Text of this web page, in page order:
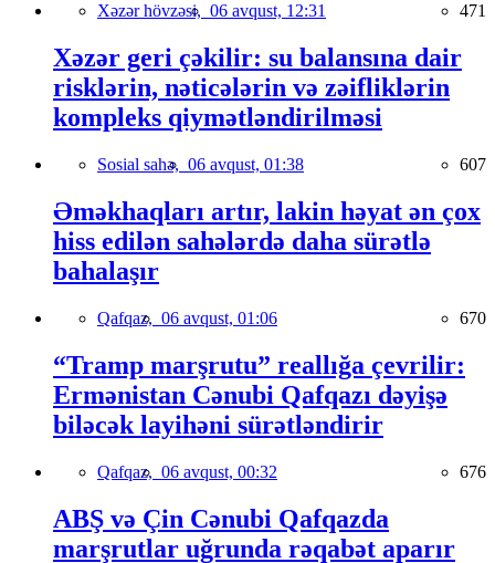
Xəzər hövzəsi, 06 avqust, 12:31 471
Xəzər geri çəkilir: su balansına dair
risklərin, nəticələrin və zəifliklərin
kompleks qiymətləndirilməsi
Sosial sahə, 06 avqust, 01:38 607
Əməkhaqları artır, lakin həyat ən çox
hiss edilən sahələrdə daha sürətlə
bahalaşır
Qafqaz, 06 avqust, 01:06 670
“Tramp marşrutu” reallığa çevrilir:
Ermənistan Cənubi Qafqazı dəyişə
biləcək layihəni sürətləndirir
Qafqaz, 06 avqust, 00:32 676
ABŞ və Çin Cənubi Qafqazda
marşrutlar uğrunda rəqabət aparır